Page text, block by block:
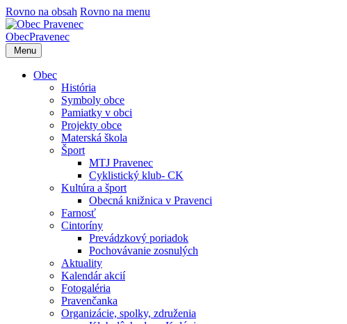
Rovno na obsah Rovno na menu
ObecPravenec
Menu
Obec
História
Symboly obce
Pamiatky v obci
Projekty obce
Materská škola
Šport
MTJ Pravenec
Cyklistický klub- CK
Kultúra a šport
Obecná knižnica v Pravenci
Farnosť
Cintoríny
Prevádzkový poriadok
Pochovávanie zosnulých
Aktuality
Kalendár akcií
Fotogaléria
Pravenčanka
Organizácie, spolky, združenia